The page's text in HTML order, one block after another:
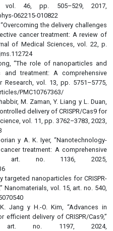
vol. 46, pp. 505–529, 2017,
062215-010822
“Overcoming the delivery challenges
cancer treatment: A review of
of Medical Sciences, vol. 22, p.
“The role of nanoparticles and
treatment: A comprehensive
Research, vol. 13, pp. 5751–5775,
PMC10767363/
M. Zaman, Y. Liang y L. Duan,
delivery of CRISPR/Cas9 for
vol. 11, pp. 3762–3783, 2023,
y A. K. Iyer, “Nanotechnology-
treatment: A comprehensive
art. no. 1136, 2025,
targeted nanoparticles for CRISPR-
vol. 15, art. no. 540,
Jang y H.-O. Kim, “Advances in
delivery of CRISPR/Cas9,”
art. no. 1197, 2024,